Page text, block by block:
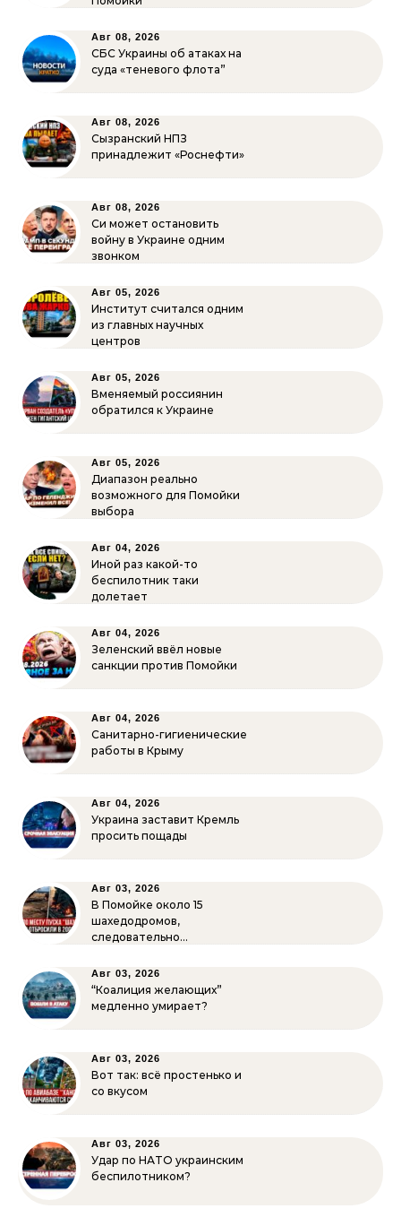
Авг 08, 2026
СБС Украины об атаках на
суда «теневого флота”
Авг 08, 2026
Сызранский НПЗ
принадлежит «Роснефти»
Авг 08, 2026
Си может остановить
войну в Украине одним
звонком
Авг 05, 2026
Институт считался одним
из главных научных
центров
Авг 05, 2026
Вменяемый россиянин
обратился к Украине
Авг 05, 2026
Диапазон реально
возможного для Помойки
выбора
Авг 04, 2026
Иной раз какой-то
беспилотник таки
долетает
Авг 04, 2026
Зеленский ввёл новые
санкции против Помойки
Авг 04, 2026
Санитарно-гигиенические
работы в Крыму
Авг 04, 2026
Украина заставит Кремль
просить пощады
Авг 03, 2026
В Помойке около 15
шахедодромов,
следовательно…
Авг 03, 2026
“Коалиция желающих”
медленно умирает?
Авг 03, 2026
Вот так: всё простенько и
со вкусом
Авг 03, 2026
Удар по НАТО украинским
беспилотником?